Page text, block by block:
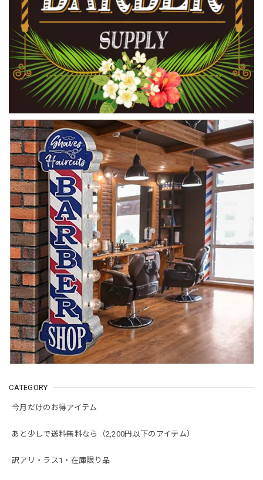
CATEGORY
今月だけのお得アイテム
あと少しで送料無料なら（2,200円以下のアイテム）
訳アリ・ラス1・在庫限り品